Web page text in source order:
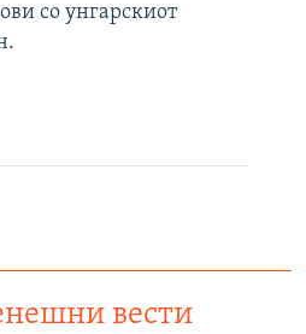
со унгарскиот
вести